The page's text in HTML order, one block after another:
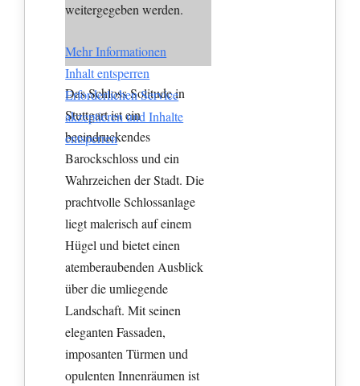
weitergegeben werden.
Mehr Informationen
Inhalt entsperren
Erforderlichen Service
akzeptieren und Inhalte
entsperren
Das Schloss Solitude in
Stuttgart ist ein
beeindruckendes
Barockschloss und ein
Wahrzeichen der Stadt. Die
prachtvolle Schlossanlage
liegt malerisch auf einem
Hügel und bietet einen
atemberaubenden Ausblick
über die umliegende
Landschaft. Mit seinen
eleganten Fassaden,
imposanten Türmen und
opulenten Innenräumen ist